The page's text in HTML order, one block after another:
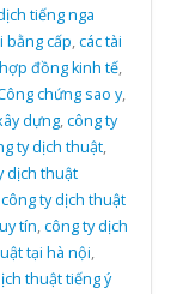
tiếng nga
bằng cấp,các tài
đồng kinh tế,
chứng sao y,
dựng,công ty
ty dịch thuật,
dịch thuật
công ty dịch thuật
tín,công ty dịch
tại hà nội,
thuật tiếng ý